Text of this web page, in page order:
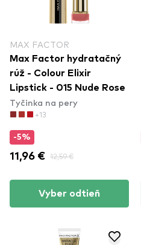
MAX FACTOR
Max Factor hydratačný
rúž - Colour Elixir
Lipstick - 015 Nude Rose
Tyčinka na pery
+13
-5%
11,96 € 12,59 €
Vyber odtieň